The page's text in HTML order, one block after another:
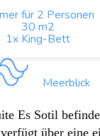
für 2 Personen
30 m2
1x King-Bett
Meerblick
Es Sotil
über eine